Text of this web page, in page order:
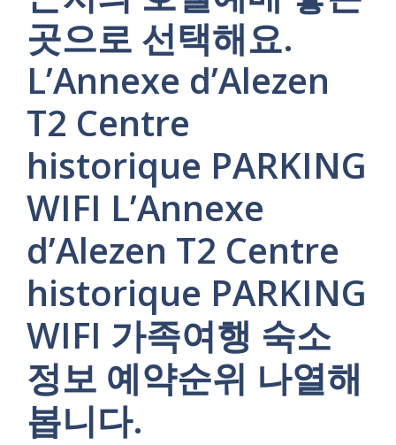
곳으로 선택해요.
L’Annexe d’Alezen
T2 Centre
historique PARKING
WIFI L’Annexe
d’Alezen T2 Centre
historique PARKING
WIFI 가족여행 숙소
정보 예약순위 나열해
봅니다.